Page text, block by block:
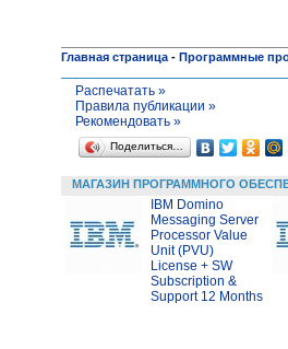
Главная страница - Программные
Распечатать »
Правила публикации »
Рекомендовать »
Поделиться…
МАГАЗИН ПРОГРАММНОГО
IBM Domino
Messaging Server
Processor Value
Unit (PVU)
License + SW
Subscription &
Support 12 Months